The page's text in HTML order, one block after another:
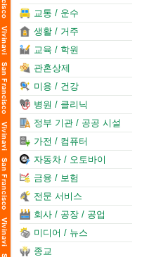
교통 / 운수
생활 / 거주
교육 / 학원
관혼상제
미용 / 건강
병원 / 클리닉
정부 기관 / 공공 시설
가전 / 컴퓨터
자동차 / 오토바이
금융 / 보험
전문 서비스
회사 / 공장 / 공업
미디어 / 뉴스
종교